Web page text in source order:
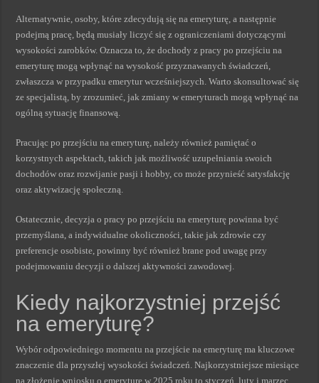
Alternatywnie, osoby, które zdecydują się na emeryturę, a następnie
podejmą pracę, będą musiały liczyć się z ograniczeniami dotyczącymi
wysokości zarobków. Oznacza to, że dochody z pracy po przejściu na
emeryturę mogą wpłynąć na wysokość przyznawanych świadczeń,
zwłaszcza w przypadku emerytur wcześniejszych. Warto skonsultować się
ze specjalistą, by zrozumieć, jak zmiany w emeryturach mogą wpłynąć na
ogólną sytuację finansową.
Pracując po przejściu na emeryturę, należy również pamiętać o
korzystnych aspektach, takich jak możliwość uzupełniania swoich
dochodów oraz rozwijanie pasji i hobby, co może przynieść satysfakcję
oraz aktywizację społeczną.
Ostatecznie, decyzja o pracy po przejściu na emeryturę powinna być
przemyślana, a indywidualne okoliczności, takie jak zdrowie czy
preferencje osobiste, powinny być również brane pod uwagę przy
podejmowaniu decyzji o dalszej aktywności zawodowej.
Kiedy najkorzystniej przejść
na emeryturę?
Wybór odpowiedniego momentu na przejście na emeryturę ma kluczowe
znaczenie dla przyszłej wysokości świadczeń. Najkorzystniejsze miesiące
na złożenie wniosku o emeryturę w 2025 roku to styczeń, luty i marzec.